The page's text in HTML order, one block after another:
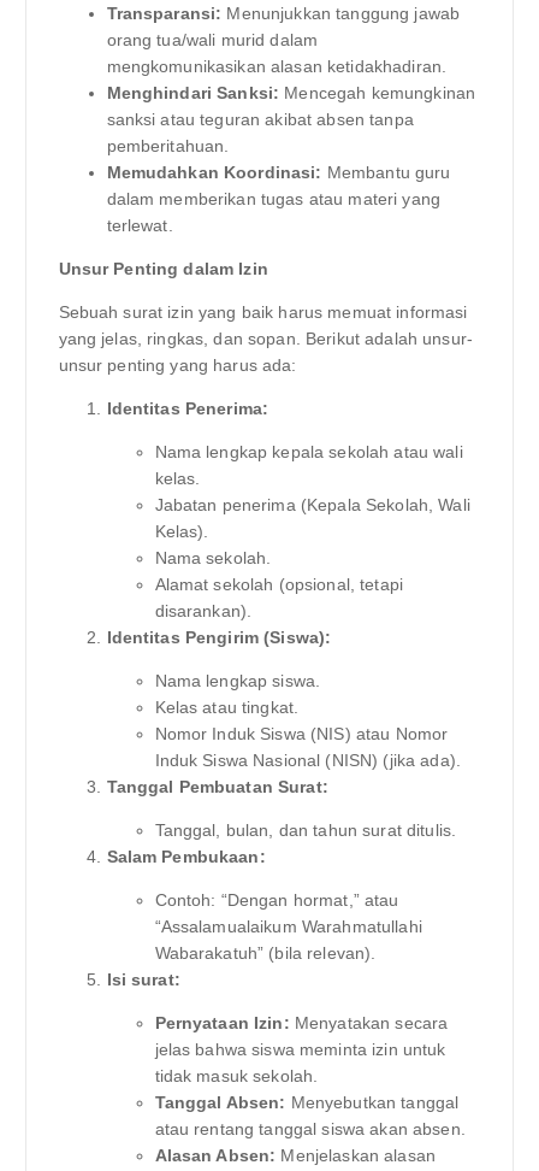
Transparansi: Menunjukkan tanggung jawab
orang tua/wali murid dalam
mengkomunikasikan alasan ketidakhadiran.
Menghindari Sanksi: Mencegah kemungkinan
sanksi atau teguran akibat absen tanpa
pemberitahuan.
Memudahkan Koordinasi: Membantu guru
dalam memberikan tugas atau materi yang
terlewat.
Unsur Penting dalam Izin
Sebuah surat izin yang baik harus memuat informasi
yang jelas, ringkas, dan sopan. Berikut adalah unsur-
unsur penting yang harus ada:
Identitas Penerima:
Nama lengkap kepala sekolah atau wali
kelas.
Jabatan penerima (Kepala Sekolah, Wali
Kelas).
Nama sekolah.
Alamat sekolah (opsional, tetapi
disarankan).
Identitas Pengirim (Siswa):
Nama lengkap siswa.
Kelas atau tingkat.
Nomor Induk Siswa (NIS) atau Nomor
Induk Siswa Nasional (NISN) (jika ada).
Tanggal Pembuatan Surat:
Tanggal, bulan, dan tahun surat ditulis.
Salam Pembukaan:
Contoh: “Dengan hormat,” atau
“Assalamualaikum Warahmatullahi
Wabarakatuh” (bila relevan).
Isi surat:
Pernyataan Izin: Menyatakan secara
jelas bahwa siswa meminta izin untuk
tidak masuk sekolah.
Tanggal Absen: Menyebutkan tanggal
atau rentang tanggal siswa akan absen.
Alasan Absen: Menjelaskan alasan